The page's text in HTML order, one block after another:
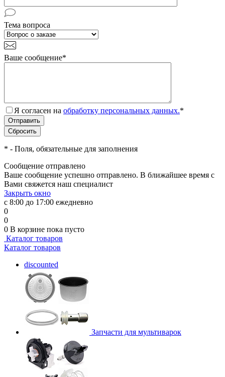
Тема вопроса
Ваше сообщение*
Я согласен на обработку персональных данных.*
* - Поля, обязательные для заполнения
Сообщение отправлено
Ваше сообщение успешно отправлено. В ближайшее время с
Вами свяжется наш специалист
Закрыть окно
с 8:00 до 17:00 ежедневно
0
0
0 В корзине пока пусто
Каталог товаров
Каталог товаров
discounted
Запчасти для мультиварок